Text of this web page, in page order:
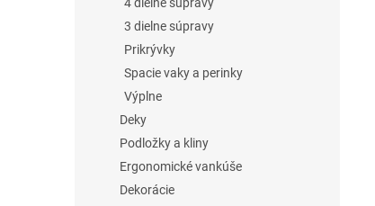
3 dielne súpravy
Prikrývky
Spacie vaky a perinky
Výplne
Deky
Podložky a kliny
Ergonomické vankúše
Dekorácie